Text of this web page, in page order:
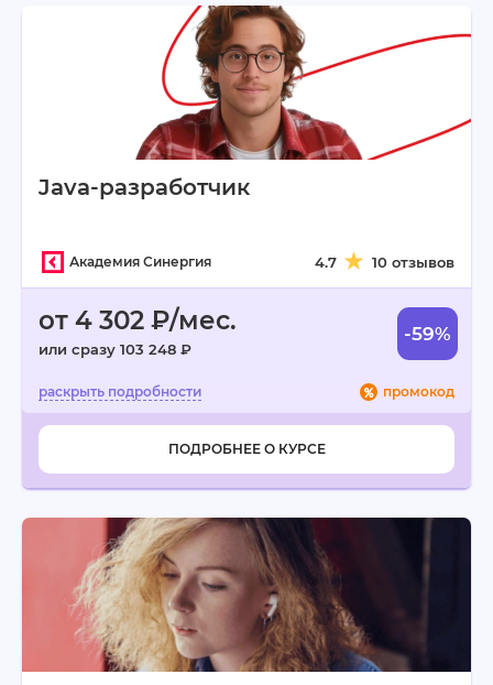
Java-разработчик
Академия Синергия 4.7 10 отзывов
от 4 302 ₽/мес.
или сразу 103 248 ₽
-59%
промокод
ПОДРОБНЕЕ О КУРСЕ